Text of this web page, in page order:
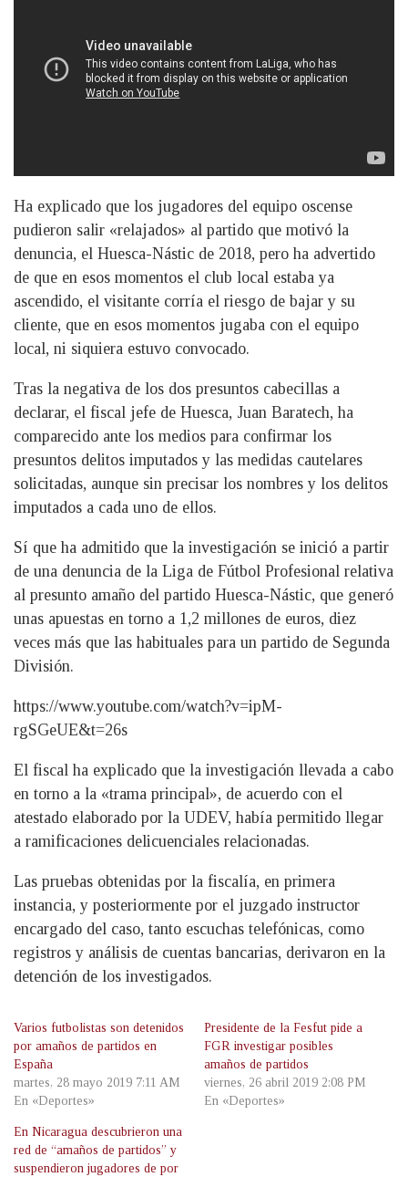
Ha explicado que los jugadores del equipo oscense
pudieron salir «relajados» al partido que motivó la
denuncia, el Huesca-Nástic de 2018, pero ha advertido
de que en esos momentos el club local estaba ya
ascendido, el visitante corría el riesgo de bajar y su
cliente, que en esos momentos jugaba con el equipo
local, ni siquiera estuvo convocado.
Tras la negativa de los dos presuntos cabecillas a
declarar, el fiscal jefe de Huesca, Juan Baratech, ha
comparecido ante los medios para confirmar los
presuntos delitos imputados y las medidas cautelares
solicitadas, aunque sin precisar los nombres y los delitos
imputados a cada uno de ellos.
Sí que ha admitido que la investigación se inició a partir
de una denuncia de la Liga de Fútbol Profesional relativa
al presunto amaño del partido Huesca-Nástic, que generó
unas apuestas en torno a 1,2 millones de euros, diez
veces más que las habituales para un partido de Segunda
División.
https://www.youtube.com/watch?v=ipM-
rgSGeUE&t=26s
El fiscal ha explicado que la investigación llevada a cabo
en torno a la «trama principal», de acuerdo con el
atestado elaborado por la UDEV, había permitido llegar
a ramificaciones delicuenciales relacionadas.
Las pruebas obtenidas por la fiscalía, en primera
instancia, y posteriormente por el juzgado instructor
encargado del caso, tanto escuchas telefónicas, como
registros y análisis de cuentas bancarias, derivaron en la
detención de los investigados.
Varios futbolistas son detenidos
por amaños de partidos en
España
martes, 28 mayo 2019 7:11 AM
En «Deportes»
Presidente de la Fesfut pide a
FGR investigar posibles
amaños de partidos
viernes, 26 abril 2019 2:08 PM
En «Deportes»
En Nicaragua descubrieron una
red de “amaños de partidos” y
suspendieron jugadores de por